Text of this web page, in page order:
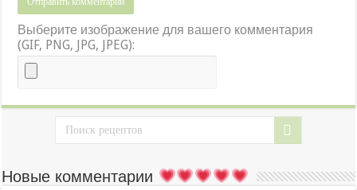
Выберите изображение для вашего комментария
(GIF, PNG, JPG, JPEG):
Новые комментарии